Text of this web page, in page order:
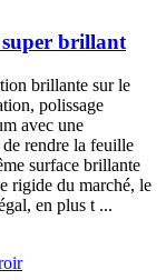
brillant
brillante sur le
polissage
avec une
rendre la feuille
surface brillante
rigide du marché, le
en plus t ...